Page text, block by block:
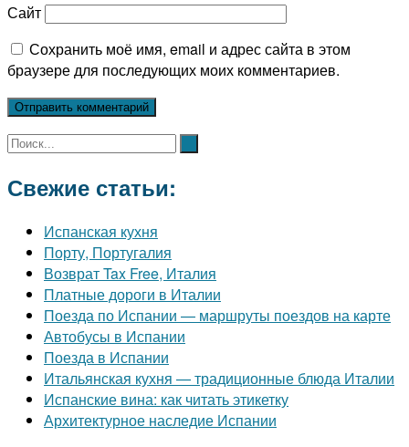
Сайт
Сохранить моё имя, email и адрес сайта в этом
браузере для последующих моих комментариев.
Свежие статьи:
Испанская кухня
Порту, Португалия
Возврат Tax Free, Италия
Платные дороги в Италии
Поезда по Испании — маршруты поездов на карте
Автобусы в Испании
Поезда в Испании
Итальянская кухня — традиционные блюда Италии
Испанские вина: как читать этикетку
Архитектурное наследие Испании